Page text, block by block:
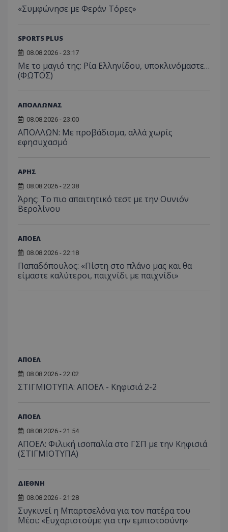
«Συμφώνησε με Φεράν Τόρες»
SPORTS PLUS
08.08.2026 - 23:17
Με το μαγιό της: Ρία Ελληνίδου, υποκλινόμαστε…
(ΦΩΤΟΣ)
ΑΠΟΛΛΩΝΑΣ
08.08.2026 - 23:00
ΑΠΟΛΛΩΝ: Με προβάδισμα, αλλά χωρίς
εφησυχασμό
ΑΡΗΣ
08.08.2026 - 22:38
Άρης: Το πιο απαιτητικό τεστ με την Ουνιόν
Βερολίνου
ΑΠΟΕΛ
08.08.2026 - 22:18
Παπαδόπουλος: «Πίστη στο πλάνο μας και θα
είμαστε καλύτεροι, παιχνίδι με παιχνίδι»
ΑΠΟΕΛ
08.08.2026 - 22:02
ΣΤΙΓΜΙΟΤΥΠΑ: ΑΠΟΕΛ - Κηφισιά 2-2
ΑΠΟΕΛ
08.08.2026 - 21:54
ΑΠΟΕΛ: Φιλική ισοπαλία στο ΓΣΠ με την Κηφισιά
(ΣΤΙΓΜΙΟΤΥΠΑ)
ΔΙΕΘΝΗ
08.08.2026 - 21:28
Συγκινεί η Μπαρτσελόνα για τον πατέρα του
Μέσι: «Ευχαριστούμε για την εμπιστοσύνη»